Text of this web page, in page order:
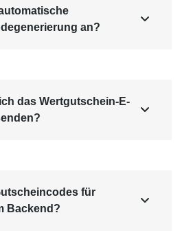
an?

das Wertgutschein-E-

für
Backend?
